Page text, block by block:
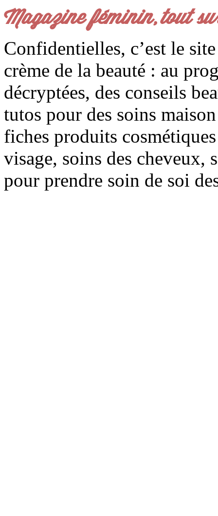
Magazine féminin, tout
Confidentielles, c’est le
crème de la beauté : au
décryptées, des conseils
tutos pour des soins
fiches produits
visage, soins des cheveux,
pour prendre soin de soi